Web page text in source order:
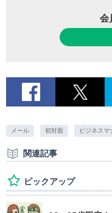
会
メール 初対面 ビジネスマ
関連記事
ピックアップ